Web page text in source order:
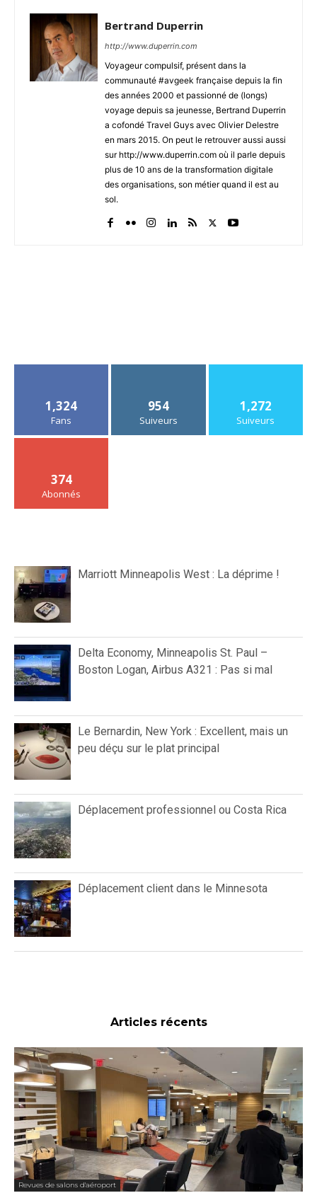
Bertrand Duperrin
http://www.duperrin.com
Voyageur compulsif, présent dans la
communauté #avgeek française depuis la fin
des années 2000 et passionné de (longs)
voyage depuis sa jeunesse, Bertrand Duperrin
a cofondé Travel Guys avec Olivier Delestre
en mars 2015. On peut le retrouver aussi aussi
sur http://www.duperrin.com où il parle depuis
plus de 10 ans de la transformation digitale
des organisations, son métier quand il est au
sol.
1,324
Fans
954
Suiveurs
1,272
Suiveurs
374
Abonnés
Marriott Minneapolis West : La déprime !
Delta Economy, Minneapolis St. Paul –
Boston Logan, Airbus A321 : Pas si mal
Le Bernardin, New York : Excellent, mais un
peu déçu sur le plat principal
Déplacement professionnel ou Costa Rica
Déplacement client dans le Minnesota
Articles récents
Revues de salons d'aéroport